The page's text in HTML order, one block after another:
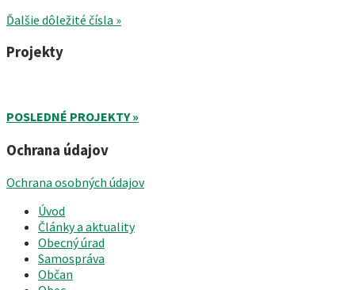
Ďalšie dôležité čísla »
Projekty
POSLEDNÉ PROJEKTY »
Ochrana údajov
Ochrana osobných údajov
Úvod
Články a aktuality
Obecný úrad
Samospráva
Občan